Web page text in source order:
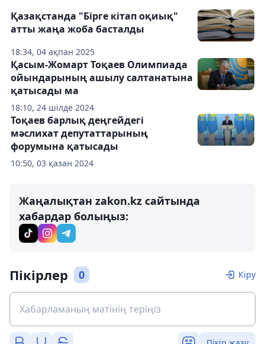
18:34, 04 ақпан 2025
Қазақстанда "Бірге кітап оқиық"
атты жаңа жоба басталды
18:10, 24 шілде 2024
Қасым-Жомарт Тоқаев Олимпиада
ойындарының ашылу салтанатына
қатысады ма
10:50, 03 қазан 2024
Тоқаев барлық деңгейдегі
мәслихат депутаттарының
форумына қатысады
Жаңалықтан zakon.kz сайтында
хабардар болыңыз:
Пікірлер 0 Кіру